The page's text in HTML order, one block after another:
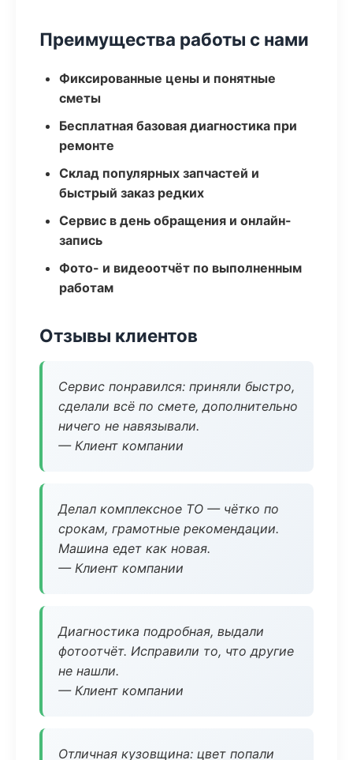
Преимущества работы с нами
Фиксированные цены и понятные
сметы
Бесплатная базовая диагностика при
ремонте
Склад популярных запчастей и
быстрый заказ редких
Сервис в день обращения и онлайн-
запись
Фото- и видеоотчёт по выполненным
работам
Отзывы клиентов
Сервис понравился: приняли быстро,
сделали всё по смете, дополнительно
ничего не навязывали.
— Клиент компании
Делал комплексное ТО — чётко по
срокам, грамотные рекомендации.
Машина едет как новая.
— Клиент компании
Диагностика подробная, выдали
фотоотчёт. Исправили то, что другие
не нашли.
— Клиент компании
Отличная кузовщина: цвет попали